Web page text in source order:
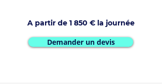
A partir de 1 850 € la journée
Demander un devis